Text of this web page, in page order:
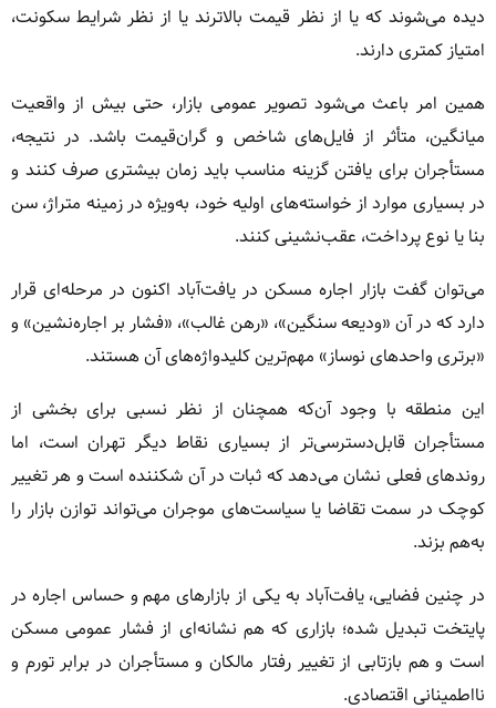
دیده می‌شوند که یا از نظر قیمت بالاترند یا از نظر شرایط سکونت،
امتیاز کمتری دارند.
همین امر باعث می‌شود تصویر عمومی بازار، حتی بیش از واقعیت
میانگین، متأثر از فایل‌های شاخص و گران‌قیمت باشد. در نتیجه،
مستأجران برای یافتن گزینه مناسب باید زمان بیشتری صرف کنند و
در بسیاری موارد از خواسته‌های اولیه خود، به‌ویژه در زمینه متراژ، سن
بنا یا نوع پرداخت، عقب‌نشینی کنند.
می‌توان گفت بازار اجاره مسکن در یافت‌آباد اکنون در مرحله‌ای قرار
دارد که در آن «ودیعه سنگین»، «رهن غالب»، «فشار بر اجاره‌نشین» و
«برتری واحدهای نوساز» مهم‌ترین کلیدواژه‌های آن هستند.
این منطقه با وجود آن‌که همچنان از نظر نسبی برای بخشی از
مستأجران قابل‌دسترسی‌تر از بسیاری نقاط دیگر تهران است، اما
روندهای فعلی نشان می‌دهد که ثبات در آن شکننده است و هر تغییر
کوچک در سمت تقاضا یا سیاست‌های موجران می‌تواند توازن بازار را
به‌هم بزند.
در چنین فضایی، یافت‌آباد به یکی از بازارهای مهم و حساس اجاره در
پایتخت تبدیل شده؛ بازاری که هم نشانه‌ای از فشار عمومی مسکن
است و هم بازتابی از تغییر رفتار مالکان و مستأجران در برابر تورم و
نااطمینانی اقتصادی.